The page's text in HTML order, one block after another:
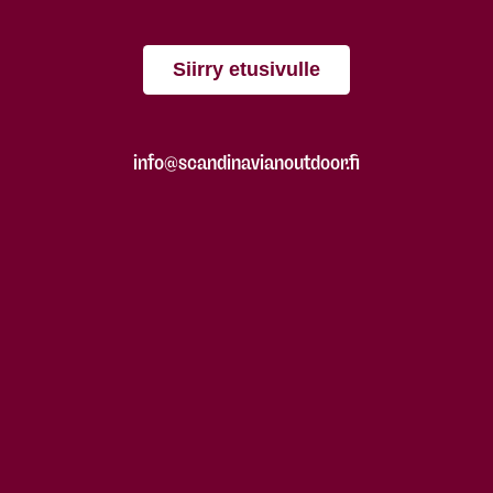
Siirry etusivulle
info@scandinavianoutdoor.fi